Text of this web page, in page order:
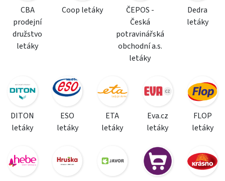
CBA
prodejní
družstvo
letáky
Coop letáky
ČEPOS -
Česká
potravinářská
obchodní a.s.
letáky
Dedra
letáky
DITON
letáky
ESO
letáky
ETA
letáky
Eva.cz
letáky
FLOP
letáky